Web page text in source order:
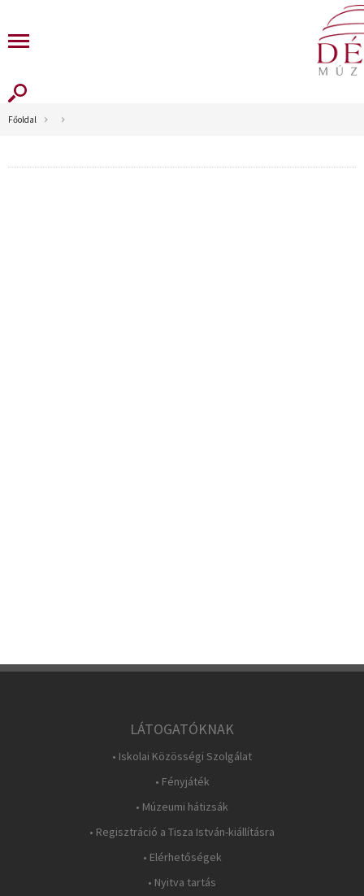
Főoldal
LÁTOGATÓKNAK
• Iskolai Közösségi Szolgálat
• Fényjáték
• Múzeumi hátizsák
• Regisztráció a Tisza István-kiállításra
• Elérhetőségek
• Nyitva tartás